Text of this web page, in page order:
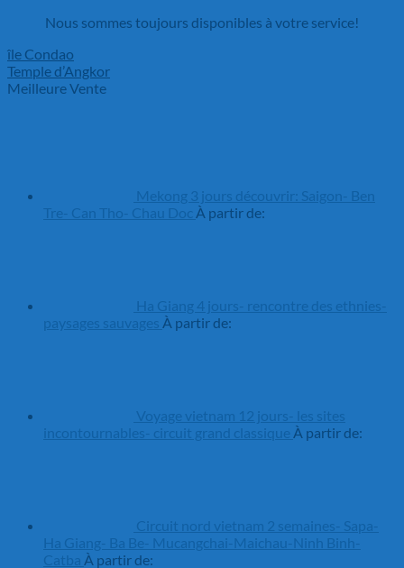
Nous sommes toujours disponibles à votre service!
île Condao
Temple d’Angkor
Meilleure Vente
Mekong 3 jours découvrir: Saigon- Ben
Tre- Can Tho- Chau Doc À partir de:
Ha Giang 4 jours- rencontre des ethnies-
paysages sauvages À partir de:
Voyage vietnam 12 jours- les sites
incontournables- circuit grand classique À partir de:
Circuit nord vietnam 2 semaines- Sapa-
Ha Giang- Ba Be- Mucangchai-Maichau-Ninh Binh-
Catba À partir de: